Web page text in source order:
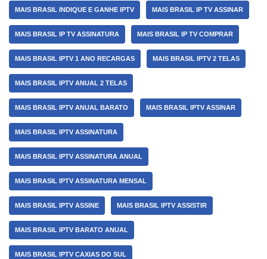
MAIS BRASIL INDIQUE E GANHE IPTV MAIS BRASIL IP TV ASSINAR
MAIS BRASIL IP TV ASSINATURA MAIS BRASIL IP TV COMPRAR
MAIS BRASIL IPTV 1 ANO RECARGAS MAIS BRASIL IPTV 2 TELAS
MAIS BRASIL IPTV ANUAL 2 TELAS
MAIS BRASIL IPTV ANUAL BARATO MAIS BRASIL IPTV ASSINAR
MAIS BRASIL IPTV ASSINATURA
MAIS BRASIL IPTV ASSINATURA ANUAL
MAIS BRASIL IPTV ASSINATURA MENSAL
MAIS BRASIL IPTV ASSINE MAIS BRASIL IPTV ASSISTIR
MAIS BRASIL IPTV BARATO ANUAL
MAIS BRASIL IPTV CAXIAS DO SUL